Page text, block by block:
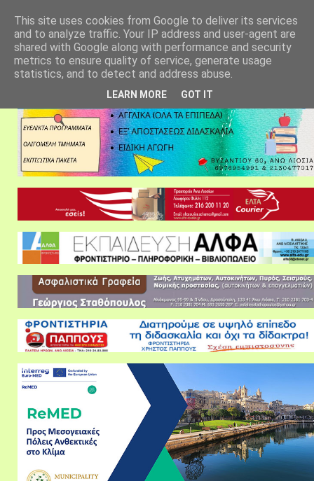
This site uses cookies from Google to deliver its services
and to analyze traffic. Your IP address and user-agent are
shared with Google along with performance and security
metrics to ensure quality of service, generate usage
statistics, and to detect and address abuse.
LEARN MORE GOT IT